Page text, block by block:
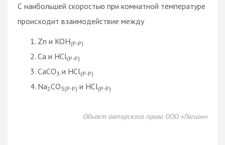
С наибольшей скоростью при комнатной температуре
происходит взаимодействие между
Zn и KOH(Р-Р)
Ca и HCl(Р-Р)
CaCO3 и HCl(Р-Р)
Na2CO3(Р-Р) и HCl(Р-Р)
Объект авторского права ООО «Легион»